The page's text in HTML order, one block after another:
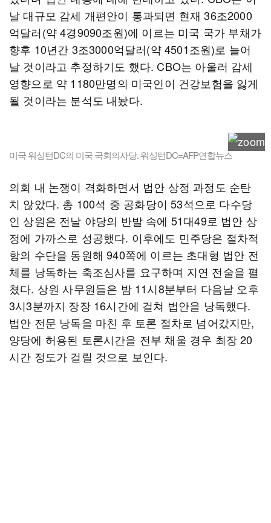
날 대규모 감세 개편안이 통과되면 현재 36조2000
억달러(약 4경9090조원)에 이르는 미국 국가 부채가
향후 10년간 3조3000억달러(약 4501조원)로 늘어
날 것이라고 추정하기도 했다. CBO는 아울러 감세
영향으로 약 1180만명의 미국인이 건강보험을 잃게
될 것이라는 분석도 내놨다.
미국 워싱턴DC의 미국 국회의사당. 워싱턴DC=AFP연합뉴스
의회 내 논쟁이 격화하면서 법안 상정 과정도 순탄
치 않았다. 총 100석 중 공화당이 53석으로 다수당
인 상원은 전날 야당의 반발 속에 51대49로 법안 상
정에 가까스로 성공했다. 이후에도 민주당은 절차적
항의 수단을 동원해 940쪽에 이르는 초대형 법안 전
체를 낭독하는 축조심사를 요구하며 지연 전술을 펼
쳤다. 상원 사무원들은 밤 11시8분부터 다음날 오후
3시3분까지 장장 16시간에 걸쳐 법안을 낭독했다.
법안 전문 낭독을 마친 후 토론 절차로 넘어갔지만,
양당에 허용된 토론시간을 전부 채울 경우 최장 20
시간 정도가 걸릴 것으로 보인다.